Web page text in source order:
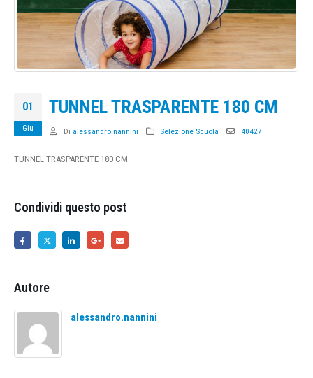
01
Giu
TUNNEL TRASPARENTE 180 CM
Di alessandro.nannini Selezione Scuola 40427
TUNNEL TRASPARENTE 180 CM
Condividi questo post
Autore
alessandro.nannini